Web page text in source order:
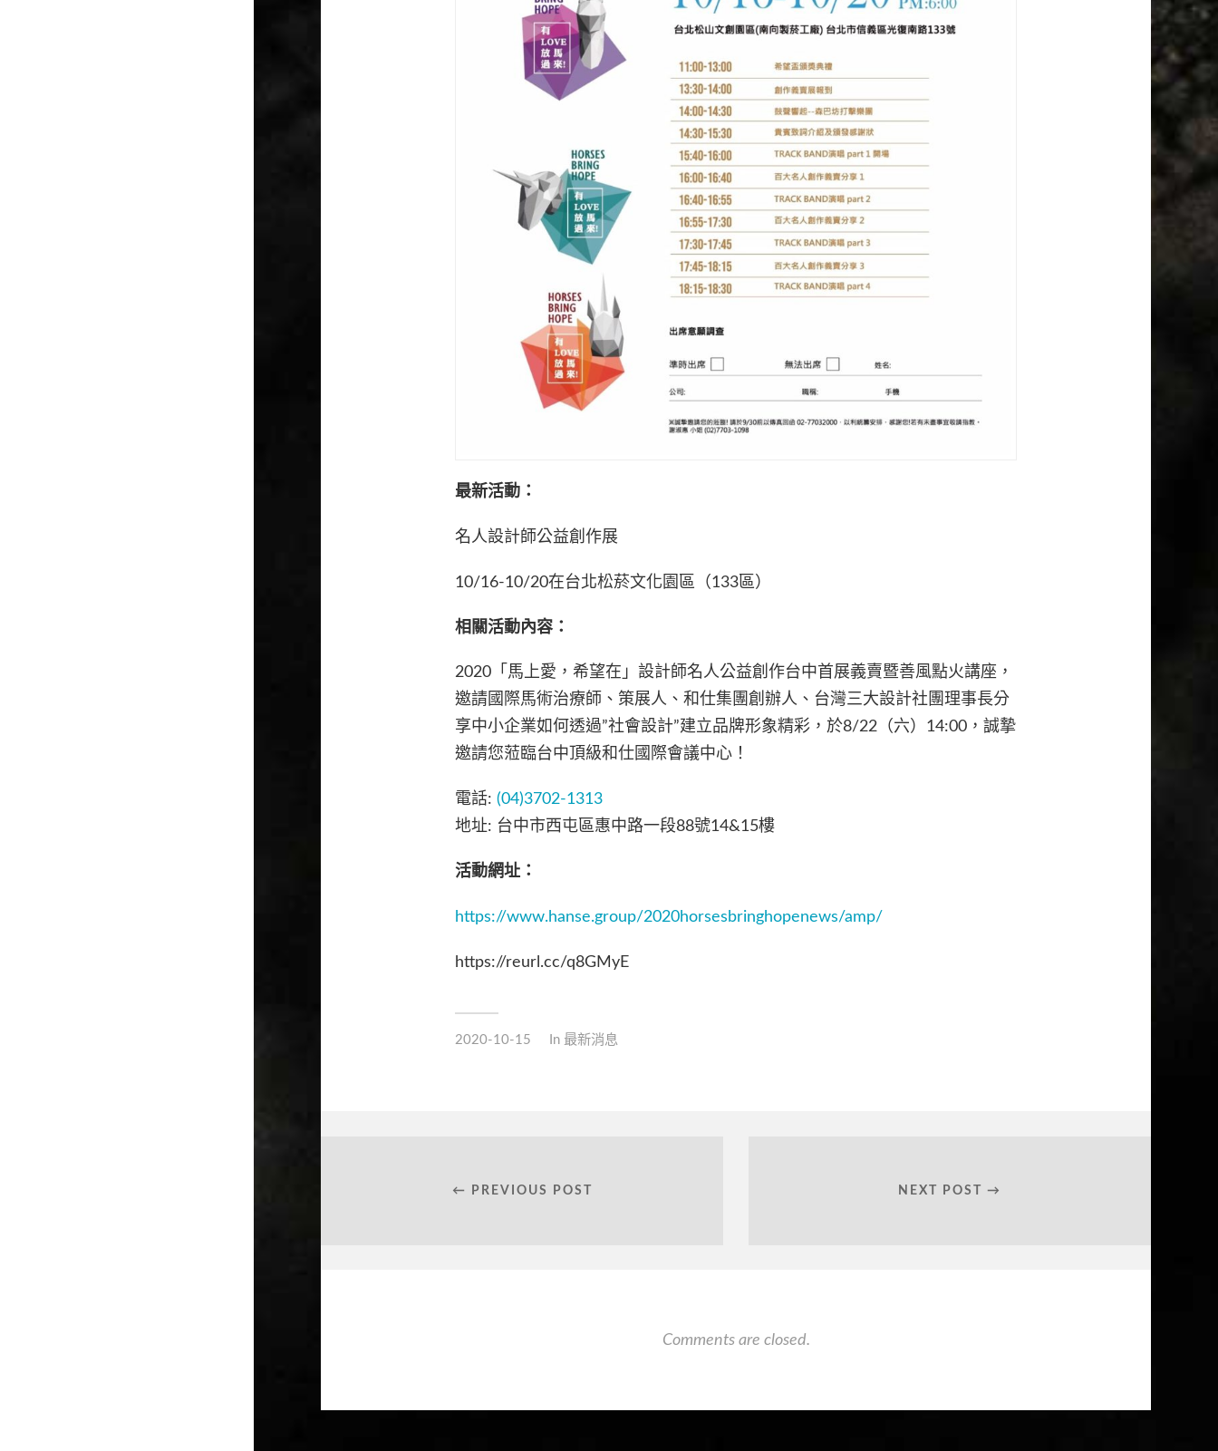
最新活動：
名人設計師公益創作展
10/16-10/20在台北松菸文化園區（133區）
相關活動內容：
2020 「馬上愛，希望在」設計師名人公益創作台中首展義賣暨善風點火講座，
邀請國際馬術治療師、策展人、和仕集團創辦人、台灣三大設計社團理事長分
享中小企業如何透過”社會設計”建立品牌形象精彩，於8/22 （六） 14:00 ，誠摯
邀請您蒞臨台中頂級和仕國際會議中心！
電話: (04)3702-1313
地址: 台中市西屯區惠中路一段88號14&15樓
活動網址：
https://www.hanse.group/2020horsesbringhopenews/amp/
https://reurl.cc/q8GMyE
2020-10-15 In 最新消息
← PREVIOUS POST NEXT POST →
Comments are closed.